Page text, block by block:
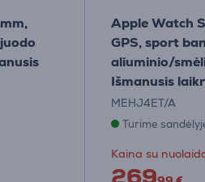
Apple Watch
GPS, sport
aliuminio/
Išmanusis
MEHJ4ET/A
Turime
Kaina su